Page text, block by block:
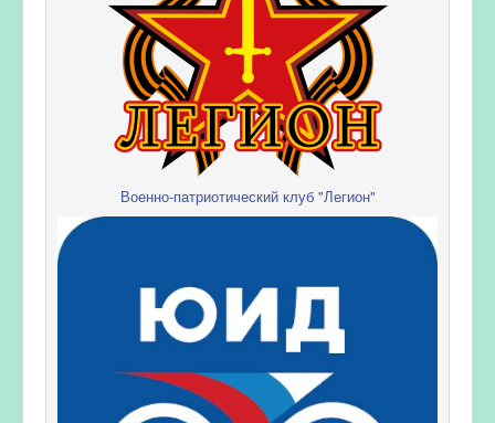
Военно-патриотический клуб "Легион"